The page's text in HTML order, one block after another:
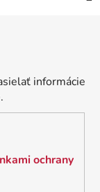
informácie
ochrany